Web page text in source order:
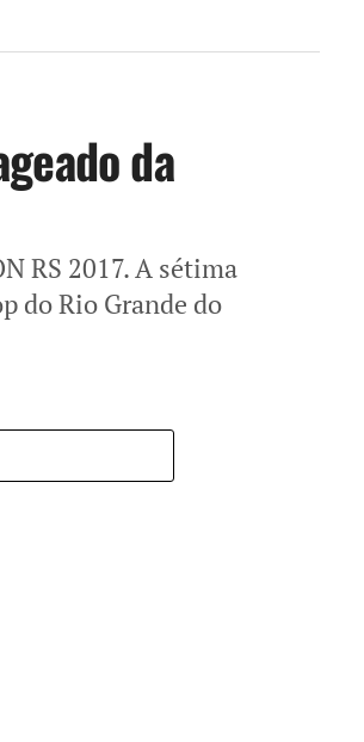
da
RS 2017. A sétima
do Rio Grande do